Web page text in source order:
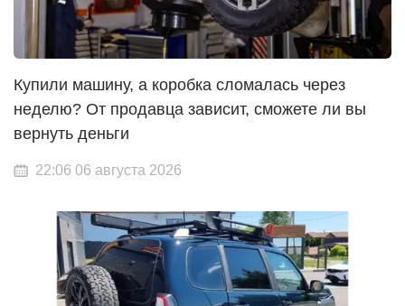
Купили машину, а коробка сломалась через
неделю? От продавца зависит, сможете ли вы
вернуть деньги
22:06 06 августа 2026